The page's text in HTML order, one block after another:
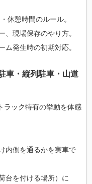
休憩時間のルール。
、現場保存のやり方。
ム発生時の初期対応。
車・縦列駐車・山道
ラック特有の挙動を体感
内側を通るかを実車で
台を付ける場所）に